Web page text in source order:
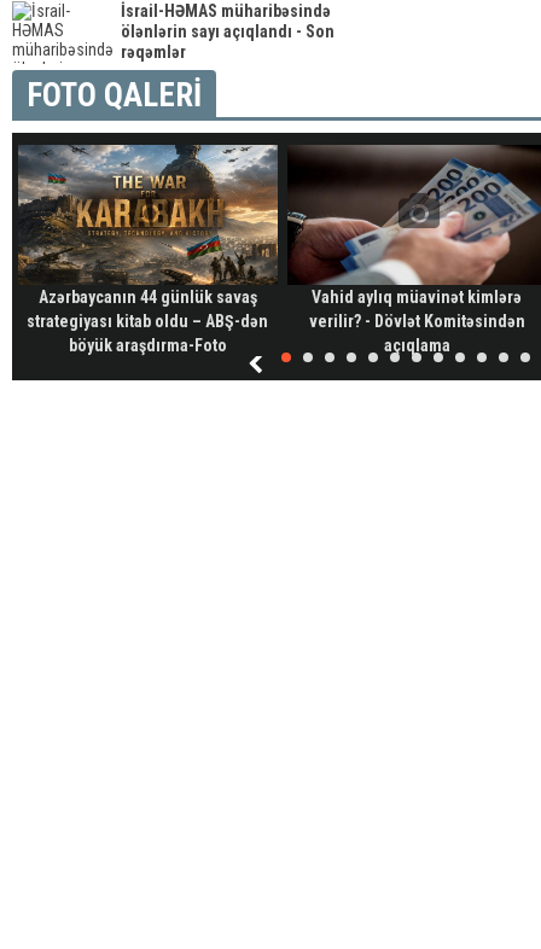
İsrail-HƏMAS müharibəsində
ölənlərin sayı açıqlandı - Son
rəqəmlər
FOTO QALERİ
Azərbaycanın 44 günlük savaş
strategiyası kitab oldu – ABŞ-dən
böyük araşdırma-Foto
Vahid aylıq müavinət kimlərə
verilir? - Dövlət Komitəsindən
açıqlama